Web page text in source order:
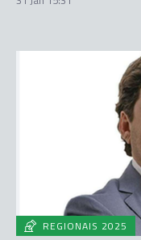
REGIONAIS 2025